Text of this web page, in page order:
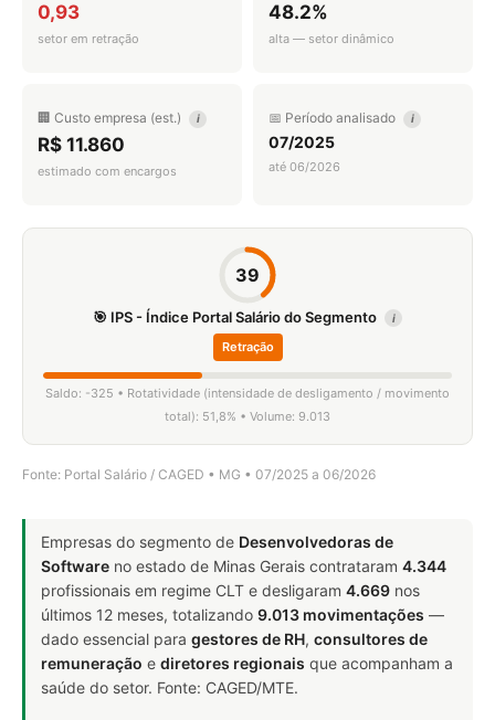
0,93
setor em retração
48.2%
alta — setor dinâmico
🏢 Custo empresa (est.) i
R$ 11.860
estimado com encargos
📅 Período analisado i
07/2025
até 06/2026
39
🎯 IPS - Índice Portal Salário do Segmento i
Retração
Saldo: -325 • Rotatividade (intensidade de desligamento / movimento
total): 51,8% • Volume: 9.013
Fonte: Portal Salário / CAGED • MG • 07/2025 a 06/2026
Empresas do segmento de Desenvolvedoras de
Software no estado de Minas Gerais contrataram 4.344
profissionais em regime CLT e desligaram 4.669 nos
últimos 12 meses, totalizando 9.013 movimentações —
dado essencial para gestores de RH, consultores de
remuneração e diretores regionais que acompanham a
saúde do setor. Fonte: CAGED/MTE.